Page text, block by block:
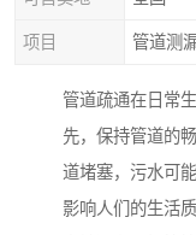
项目 管道测
管道疏通在日常
先，保持管道的
道堵塞，污水可
影响人们的生活